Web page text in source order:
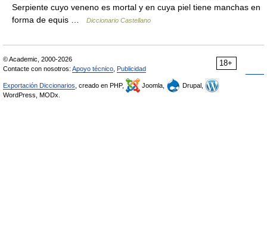
Serpiente cuyo veneno es mortal y en cuya piel tiene manchas en
forma de equis …
Diccionario Castellano
18+
© Academic, 2000-2026
Contacte con nosotros: Apoyo técnico Publicidad
Exportación Diccionarios , creado en PHP, Joomla,
Drupal,
WordPress, MODx.